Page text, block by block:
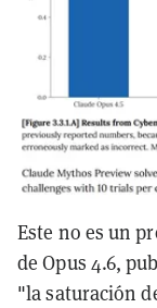
Este no es un
de Opus 4.6,
"la saturación